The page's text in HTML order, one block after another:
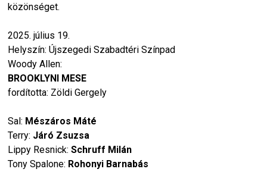
közönséget.
2025. július 19.
Helyszín: Újszegedi Szabadtéri Színpad
Woody Allen:
BROOKLYNI MESE
fordította: Zöldi Gergely
Sal: Mészáros Máté
Terry: Járó Zsuzsa
Lippy Resnick:Schruff Milán
Tony Spalone: Rohonyi Barnabás